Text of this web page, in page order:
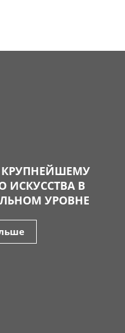
ИСКУССТВА В
УРОВНЕ